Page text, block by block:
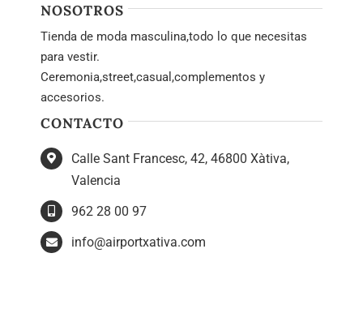
NOSOTROS
Tienda de moda masculina,todo lo que necesitas
para vestir.
Ceremonia,street,casual,complementos y
accesorios.
CONTACTO
Calle Sant Francesc, 42, 46800 Xàtiva,
Valencia
962 28 00 97
info@airportxativa.com